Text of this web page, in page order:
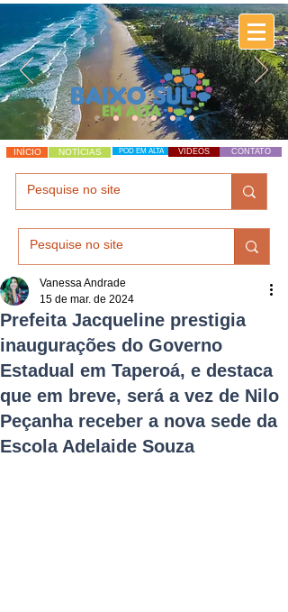
INÍCIO NOTÍCIAS POD EM ALTA VÍDEOS CONTATO
Prefeita Jacqueline prestigia
inaugurações do Governo
Estadual em Taperoá, e destaca
que em breve, será a vez de Nilo
Peçanha receber a nova sede da
Escola Adelaide Souza
Vanessa Andrade
15 de mar. de 2024